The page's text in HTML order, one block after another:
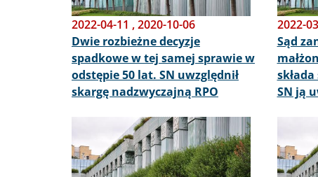
2022-04-11 ,2020-10-06
Dwie rozbieżne decyzje
spadkowe w tej samej sprawie w
odstępie 50 lat. SN uwzględnił
skargę nadzwyczajną RPO
2022-
Sąd
SN ją